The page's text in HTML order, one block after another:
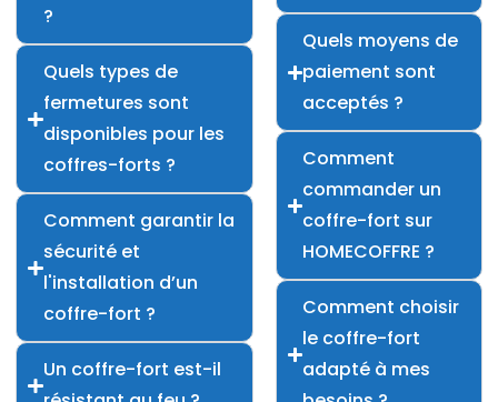
?
Quels types de
fermetures sont
disponibles pour les
coffres-forts ?
Comment garantir la
sécurité et
l'installation d’un
coffre-fort ?
Un coffre-fort est-il
Quels moyens de
paiement sont
acceptés ?
Comment
commander un
coffre-fort sur
HOMECOFFRE ?
Comment choisir
le coffre-fort
adapté à mes